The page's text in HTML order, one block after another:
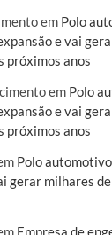
em Polo
e vai
próximos anos
em Polo
e vai
próximos anos
Polo
gerar milhares
Empresa de